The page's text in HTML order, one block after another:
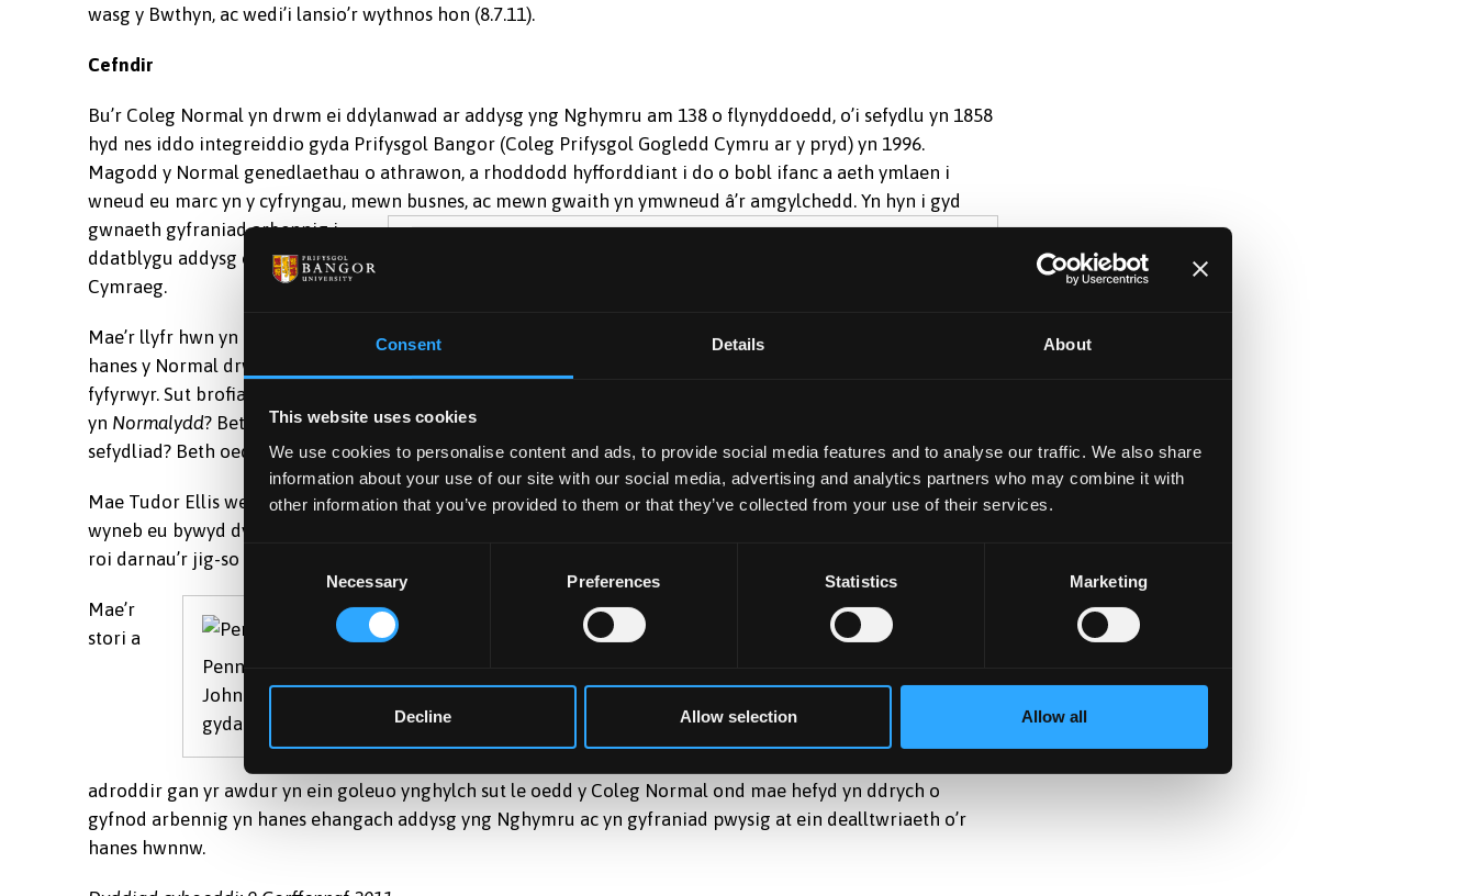
Consent Details About
This website uses cookies
We use cookies to personalise content and ads, to provide social media features and to analyse our traffic. We also share
information about your use of our site with our social media, advertising and analytics partners who may combine it with
other information that you’ve provided to them or that they’ve collected from your use of their services.
Necessary Preferences Statistics Marketing
Decline Allow selection Allow all
wasg y Bwthyn, ac wedi’i lansio’r wythnos hon (8.7.11).
Cefndir
Bu’r Coleg Normal yn drwm ei ddylanwad ar addysg yng Nghymru am 138 o flynyddoedd, o’i sefydlu yn 1858
hyd nes iddo integreiddio gyda Prifysgol Bangor (Coleg Prifysgol Gogledd Cymru ar y pryd) yn 1996.
Magodd y Normal genedlaethau o athrawon, a rhoddodd hyfforddiant i do o bobl ifanc a aeth ymlaen i
wneud eu marc yn y cyfryngau, mewn busnes, ac mewn gwaith yn ymwneud â’r amgylchedd. Yn hyn i
1938
gyd
gwnaeth gyfraniad arbennig i
ddatblygu addysg cyfrwng
Cymraeg.
Mae’r llyfr hwn yn rhoi cip ar
hanes y Normal drwy lygaid ei
fyfyrwyr. Sut brofiad oedd bod
yn Normalydd? Beth oedd y profiadau mwyaf dylanwadol ar fyfyrwyr y tu mewn a’r tu allan i furiau’r
sefydliad? Beth oedd eu diddordebau go iawn? Beth oedd y sgandalau?
Mae Tudor Ellis wedi hel tystiolaeth o bob cwr ac wedi cyfweld nifer o gyn-fyfyrwyr er mwyn cael mynd dan
wyneb eu bywyd dyddiol. Y dystiolaeth hon sy’n gwneud y llyfr yn arbennig ac yn rhoi min ar yr hanes. Wrth
roi darnau’r jig-so at ei gilydd, daw nifer o straeon i’r golwg sy’n gweld golau dydd am y tro cyntaf.
Pennawd tysteb a gyflwynwyd i
John Phillips, y Prifathro cyntaf,
gyda rhodd o £500 yn 1864
Mae’r
stori a
adroddir gan yr awdur yn ein goleuo ynghylch sut le oedd y Coleg Normal ond mae hefyd yn ddrych o
gyfnod arbennig yn hanes ehangach addysg yng Nghymru ac yn gyfraniad pwysig at ein dealltwriaeth o’r
hanes hwnnw.